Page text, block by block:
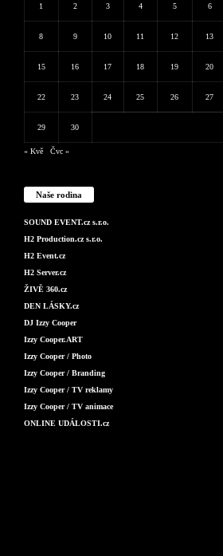
1 2 3 4 5 6
8 9 10 11 12 13
15 16 17 18 19 20
22 23 24 25 26 27
29 30
« Kvě Čvc »
Naše rodina
SOUND EVENT.cz s.r.o.
H2 Production.cz s.r.o.
H2 Event.cz
H2 Server.cz
ŽIVĚ 360.cz
DEN LÁSKY.cz
DJ Izzy Cooper
Izzy Cooper.ART
Izzy Cooper / Photo
Izzy Cooper / Branding
Izzy Cooper / TV reklamy
Izzy Cooper / TV animace
ONLINE UDÁLOSTI.cz